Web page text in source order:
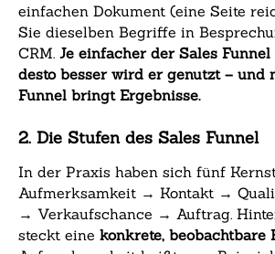
einfachen Dokument (eine Seite
Sie dieselben Begriffe in
CRM. Je einfacher der Sales
desto besser wird er genutzt – und
Funnel bringt Ergebnisse.
2. Die Stufen des Sales Funnel
In der Praxis haben sich fünf
Aufmerksamkeit → Kontakt →
→ Verkaufschance → Auftrag.
steckt eine konkrete, beobachtbare